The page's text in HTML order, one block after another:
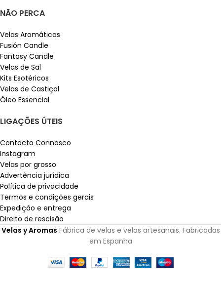
NÃO PERCA
Velas Aromáticas
Fusión Candle
Fantasy Candle
Velas de Sal
Kits Esotéricos
Velas de Castiçal
Óleo Essencial
LIGAÇÕES ÚTEIS
Contacto Connosco
Instagram
Velas por grosso
Advertência jurídica
Política de privacidade
Termos e condições gerais
Expedição e entrega
Direito de rescisão
Velas y Aromas Fábrica de velas e velas artesanais. Fabricadas
em Espanha